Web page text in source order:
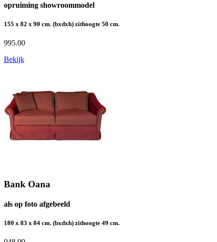
opruiming showroommodel
155 x 82 x 90 cm. (bxdxh) zithoogte 50 cm.
995.00
Bekijk
Bank Oana
als op foto afgebeeld
180 x 83 x 84 cm. (bxdxh) zithoogte 49 cm.